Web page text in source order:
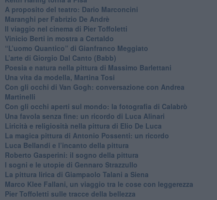
​A proposito del teatro: Dario Marconcini
Maranghi per Fabrizio De Andrè
​Il viaggio nel cinema di Pier Toffoletti
Vinicio Berti in mostra a Certaldo
“L’uomo Quantico” di Gianfranco Meggiato
​L’arte di Giorgio Dal Canto (Babb)
Poesia e natura nella pittura di Massimo Barlettani
Una vita da modella, Martina Tosi
​Con gli occhi di Van Gogh: conversazione con Andrea
Martinelli
​Con gli occhi aperti sul mondo: la fotografia di Calabrò
Una favola senza fine: un ricordo di Luca Alinari
Liricità e religiosità nella pittura di Elio De Luca
La magica pittura di Antonio Possenti: un ricordo
Luca Bellandi e l’incanto della pittura
​Roberto Gasperini: il sogno della pittura
I sogni e le utopie di Gennaro Strazzullo
La pittura lirica di Giampaolo Talani a Siena
​Marco Klee Fallani, un viaggio tra le cose con leggerezza
​Pier Toffoletti sulle tracce della bellezza